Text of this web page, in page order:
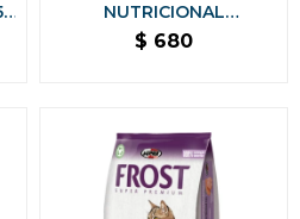
NUTRICIONAL
FOODPLEMENT
$ 680